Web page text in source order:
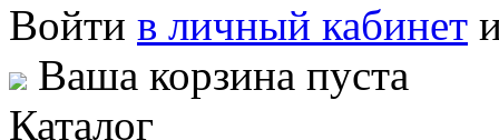
Войти в личный кабинет
Ваша корзина пуста
Каталог